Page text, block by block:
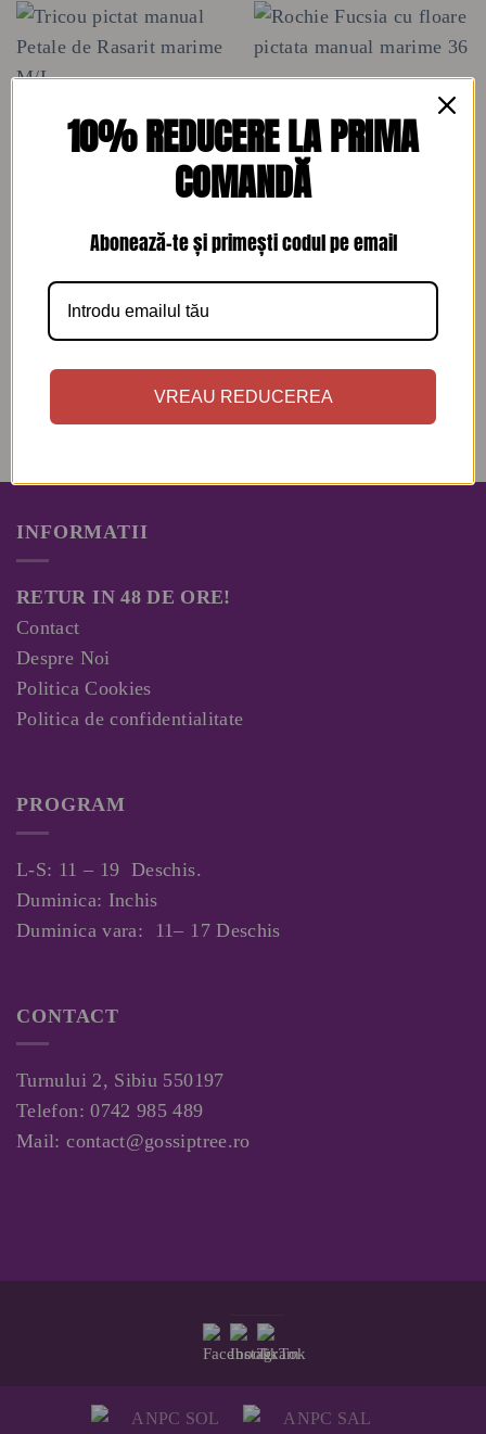
Tricou pictat manual Petale
de Rasarit marime M/L
Rochie Fucsia cu floare
pictata manual marime 36
330lei
INFORMATII
RETUR IN 48 DE ORE!
Contact
Despre Noi
Politica Cookies
Politica de confidentialitate
PROGRAM
L-S: 11 – 19 Deschis.
Duminica: Inchis
Duminica vara: 11– 17 Deschis
CONTACT
Turnului 2, Sibiu 550197
Telefon:0742 985 489
Mail:contact@gossiptree.ro
10% REDUCERE LA PRIMA
COMANDĂ
Abonează-te și primești codul pe email
VREAU REDUCEREA